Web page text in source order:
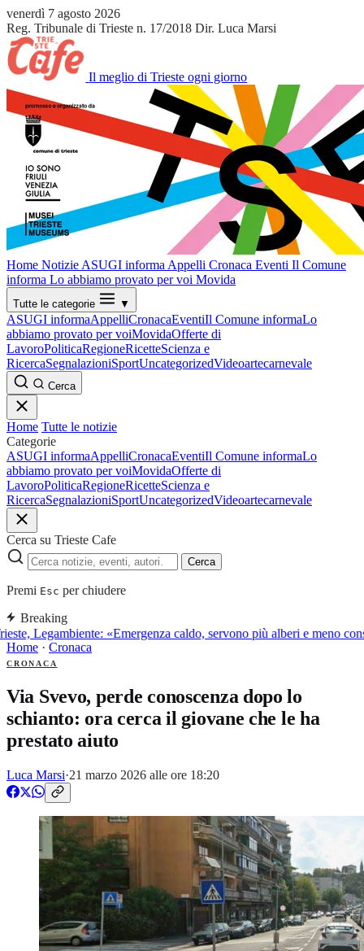
venerdì 7 agosto 2026
Reg. Tribunale di Trieste n. 17/2018 Dir. Luca Marsi
Il meglio di Trieste ogni giorno
Home Notizie ASUGI informa Appelli Cronaca Eventi Il Comune
informa Lo abbiamo provato per voi Movida
Tutte le categorie ▼
ASUGI informaAppelliCronacaEventiIl Comune informaLo
abbiamo provato per voiMovidaOfferte di
LavoroPoliticaRegioneRicetteScienza e
RicercaSegnalazioniSportUncategorizedVideoartecarnevale
Cerca
Home Tutte le notizie
Categorie
ASUGI informaAppelliCronacaEventiIl Comune informaLo
abbiamo provato per voiMovidaOfferte di
LavoroPoliticaRegioneRicetteScienza e
RicercaSegnalazioniSportUncategorizedVideoartecarnevale
Cerca su Trieste Cafe
Cerca
Premi Esc per chiudere
Breaking
Legambiente: «Emergenza caldo, servono più alberi e meno
Home · Cronaca
CRONACA
Via Svevo, perde conoscenza dopo lo
schianto: ora cerca il giovane che le ha
prestato aiuto
Luca Marsi·21 marzo 2026 alle ore 18:20